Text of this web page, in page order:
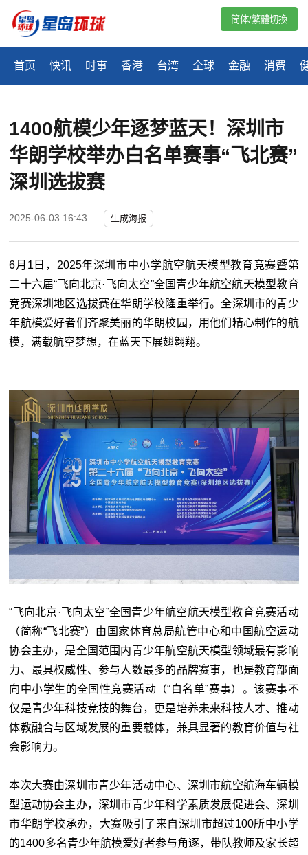
首页 快讯 时事 香港 台湾 全球 金融 消费
简体/繁體切換
1400航模少年逐梦蓝天！深圳市
华朗学校举办白名单赛事“飞北赛”
深圳选拔赛
2025-06-03 16:43 生成海报
6月1日，2025年深圳市中小学航空航天模型教育竞赛暨第
二十六届“飞向北京·飞向太空”全国青少年航空航天模型教育
竞赛深圳地区选拔赛在华朗学校隆重举行。全深圳市的青少
年航模爱好者们齐聚美丽的华朗校园，用他们精心制作的航
模，满载航空梦想，在蓝天下展翅翱翔。
“飞向北京·飞向太空”全国青少年航空航天模型教育竞赛活动
（简称“飞北赛”）由国家体育总局航管中心和中国航空运动
协会主办，是全国范围内青少年航空航天模型领域最有影响
力、最具权威性、参与人数最多的品牌赛事，也是教育部面
向中小学生的全国性竞赛活动（“白名单”赛事）。该赛事不
仅是青少年科技竞技的舞台，更是培养未来科技人才、推动
体教融合与区域发展的重要载体，兼具显著的教育价值与社
会影响力。
本次大赛由深圳市青少年活动中心、深圳市航空航海车辆模
型运动协会主办，深圳市青少年科学素质发展促进会、深圳
市华朗学校承办，大赛吸引了来自深圳市超过100所中小学
的1400多名青少年航模爱好者参与角逐，带队教师及家长超